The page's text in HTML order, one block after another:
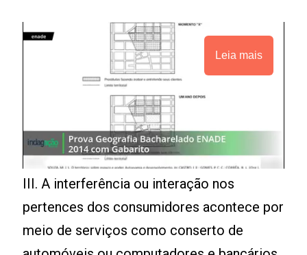
Leia mais
III. A interferência ou interação nos
pertences dos consumidores acontece por
meio de serviços como conserto de